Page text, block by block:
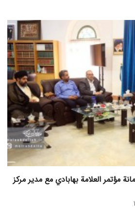
رؤية المزيد من الأخبار
مؤتمر العلامة بهابادي مع مدير مركز